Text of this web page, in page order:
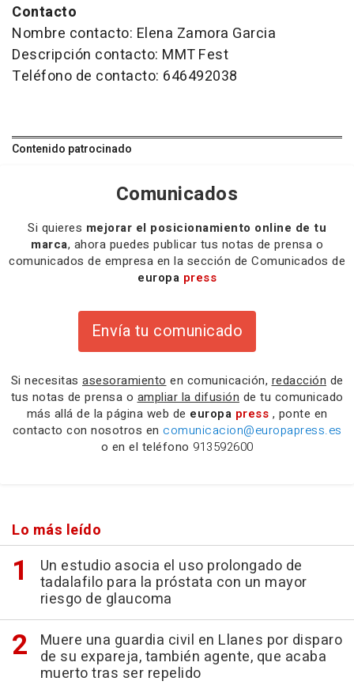
Contacto
Nombre contacto: Elena Zamora Garcia
Descripción contacto: MMT Fest
Teléfono de contacto: 646492038
Contenido patrocinado
Comunicados
Si quieres mejorar el posicionamiento online de tu
marca, ahora puedes publicar tus notas de prensa o
comunicados de empresa en la sección de Comunicados de
europa press
Envía tu comunicado
Si necesitas asesoramiento en comunicación, redacción de
tus notas de prensa o ampliar la difusión de tu comunicado
más allá de la página web de europa press , ponte en
contacto con nosotros en comunicacion@europapress.es
o en el teléfono 913592600
Lo más leído
Un estudio asocia el uso prolongado de
tadalafilo para la próstata con un mayor
riesgo de glaucoma
Muere una guardia civil en Llanes por disparo
de su expareja, también agente, que acaba
muerto tras ser repelido